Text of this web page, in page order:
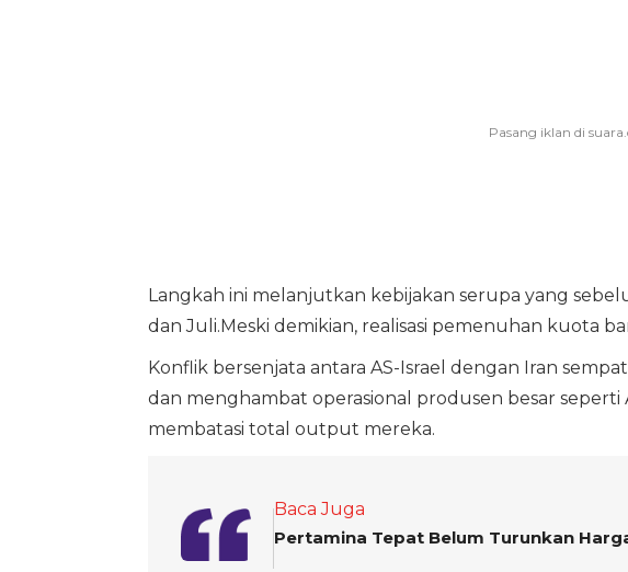
Langkah ini melanjutkan kebijakan serupa yang
dan Juli.Meski demikian, realisasi pemenuhan kuota
Konflik bersenjata antara AS-Israel dengan Iran
dan menghambat operasional produsen besar seperti
membatasi total output mereka.
Baca Juga
Pertamina Tepat Belum Turunkan